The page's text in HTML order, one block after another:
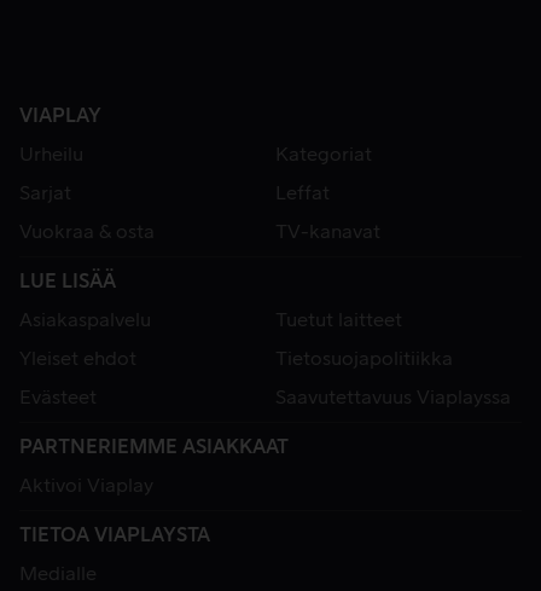
VIAPLAY
Urheilu
Kategoriat
Sarjat
Leffat
Vuokraa & osta
TV-kanavat
LUE LISÄÄ
Asiakaspalvelu
Tuetut laitteet
Yleiset ehdot
Tietosuojapolitiikka
Evästeet
Saavutettavuus Viaplayssa
PARTNERIEMME ASIAKKAAT
Aktivoi Viaplay
TIETOA VIAPLAYSTA
Medialle